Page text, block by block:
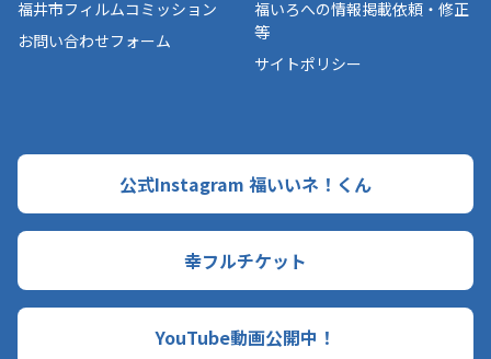
福井市フィルムコミッション
お問い合わせフォーム
福いろへの情報掲載依頼・修正
等
サイトポリシー
公式Instagram 福いいネ！くん
幸フルチケット
YouTube動画公開中！